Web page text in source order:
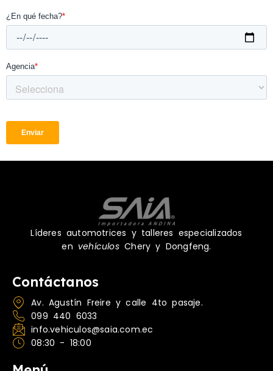
Líderes automotrices y talleres especializados
en vehículosChery y Dongfeng.
Contáctanos
Av. Agustín Freire y calle 4to pasaje.
099 440 6033
info.vehiculos@saia.com.ec
08:30 - 18:00